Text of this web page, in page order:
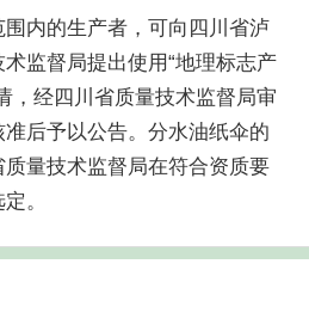
内的生产者，可向四川省泸
监督局提出使用“地理标志产
，经四川省质量技术监督局审
后予以公告。分水油纸伞的
量技术监督局在符合资质要
。